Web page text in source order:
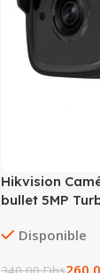
Hikvision
bullet 5MP
Disponible